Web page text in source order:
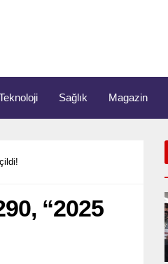
Sağlık Magazin
“2025